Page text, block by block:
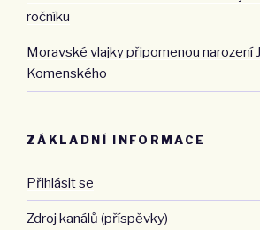
ročníku
Moravské vlajky připomenou narození
Komenského
ZÁKLADNÍ INFORMACE
Přihlásit se
Zdroj kanálů (příspěvky)